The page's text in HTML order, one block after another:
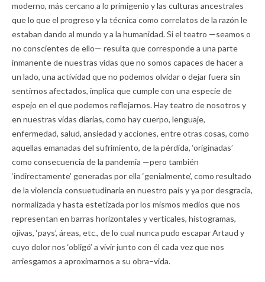
moderno, más cercano a lo primigenio y las culturas ancestrales
que lo que el progreso y la técnica como correlatos de la razón le
estaban dando al mundo y a la humanidad. Si el teatro —seamos o
no conscientes de ello— resulta que corresponde a una parte
inmanente de nuestras vidas que no somos capaces de hacer a
un lado, una actividad que no podemos olvidar o dejar fuera sin
sentirnos afectados, implica que cumple con una especie de
espejo en el que podemos reflejarnos. Hay teatro de nosotros y
en nuestras vidas diarias, como hay cuerpo, lenguaje,
enfermedad, salud, ansiedad y acciones, entre otras cosas, como
aquellas emanadas del sufrimiento, de la pérdida, ‘originadas’
como consecuencia de la pandemia —pero también
‘indirectamente’ generadas por ella ‘genialmente’, como resultado
de la violencia consuetudinaria en nuestro país y ya por desgracia,
normalizada y hasta estetizada por los mismos medios que nos
representan en barras horizontales y verticales, histogramas,
ojivas, ‘pays’, áreas, etc., de lo cual nunca pudo escapar Artaud y
cuyo dolor nos ‘obligó’ a vivir junto con él cada vez que nos
arriesgamos a aproximarnos a su obra–vida.